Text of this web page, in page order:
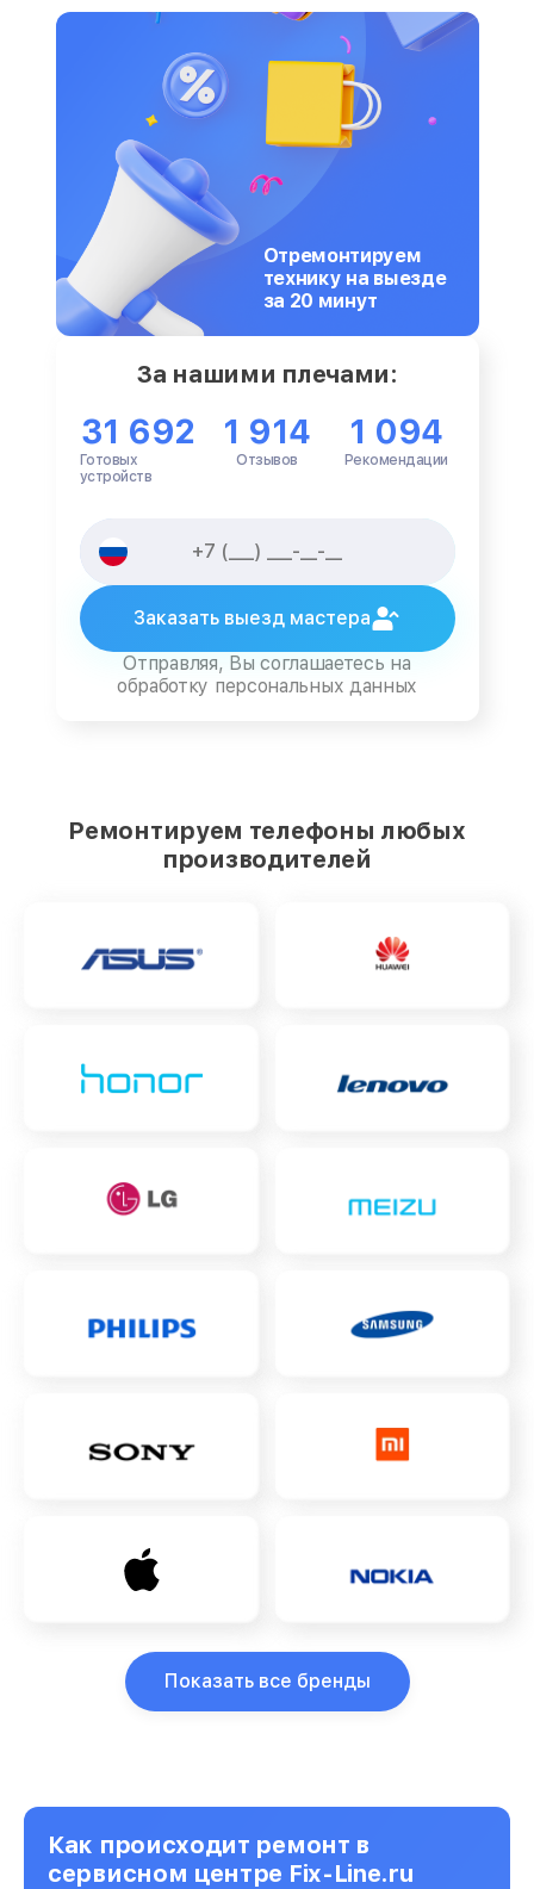
Отремонтируем
технику на выезде
за 20 минут
За нашими плечами:
31 692
Готовых
устройств
1 914
Отзывов
1 094
Рекомендации
Заказать выезд мастера
Отправляя, Вы соглашаетесь на
обработку персональных данных
Ремонтируем телефоны любых
производителей
Показать все бренды
Как происходит ремонт в
сервисном центре Fix-Line.ru